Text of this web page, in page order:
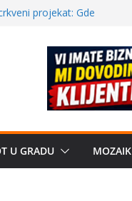
projekat: Gde
i sekularne
traženije Španija,
mira dočekao
U GRADU MOZAIK